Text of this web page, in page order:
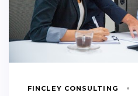
FINCLEY CONSULTING